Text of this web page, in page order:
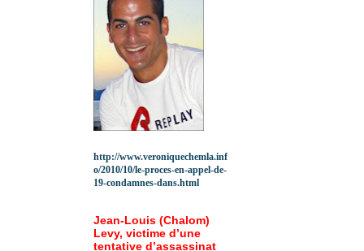
http://www.veroniquechemla.inf
o/2010/10/le-proces-en-appel-de-
19-condamnes-dans.html
Jean-Louis (Chalom)
Levy, victime d’une
tentative d’assassinat